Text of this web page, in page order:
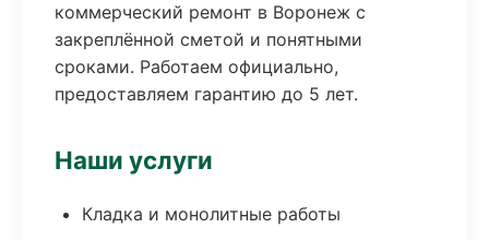
коммерческий ремонт в Воронеж с
закреплённой сметой и понятными
сроками. Работаем официально,
предоставляем гарантию до 5 лет.
Наши услуги
Кладка и монолитные работы